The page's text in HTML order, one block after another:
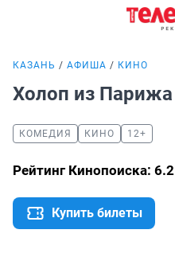
КАЗАНЬ АФИША КИНО
Холоп из Парижа
КОМЕДИЯ КИНО 12+
Рейтинг Кинопоиска: 6.2
Купить билеты